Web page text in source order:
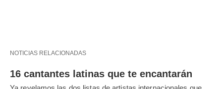
NOTICIAS RELACIONADAS
16 cantantes latinas que te encantarán